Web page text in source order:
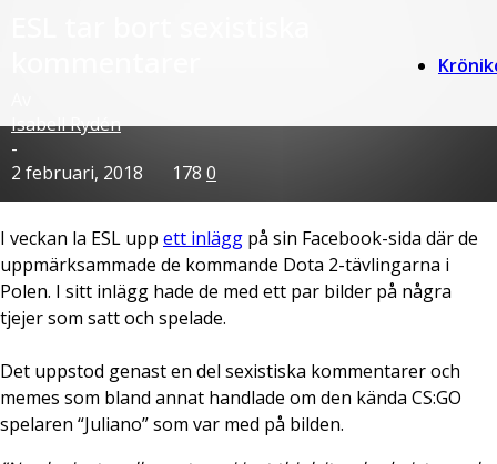
Isabell Rydén
-
2 februari, 2018
178 0
I veckan la ESL upp ett inlägg på sin Facebook-sida där de
uppmärksammade de kommande Dota 2-tävlingarna i
Polen. I sitt inlägg hade de med ett par bilder på några
tjejer som satt och spelade.
Det uppstod genast en del sexistiska kommentarer och
memes som bland annat handlade om den kända CS:GO
spelaren “Juliano” som var med på bilden.